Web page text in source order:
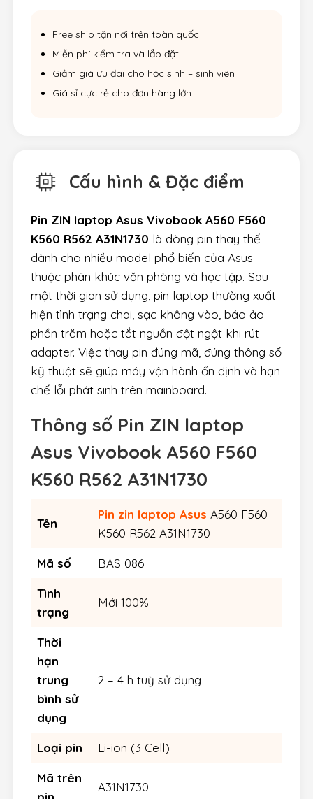
Free ship tận nơi trên toàn quốc
Miễn phí kiểm tra và lắp đặt
Giảm giá ưu đãi cho học sinh – sinh viên
Giá sỉ cực rẻ cho đơn hàng lớn
Cấu hình & Đặc điểm
Pin ZIN laptop Asus Vivobook A560 F560
K560 R562 A31N1730 là dòng pin thay thế
dành cho nhiều model phổ biến của Asus
thuộc phân khúc văn phòng và học tập. Sau
một thời gian sử dụng, pin laptop thường xuất
hiện tình trạng chai, sạc không vào, báo ảo
phần trăm hoặc tắt nguồn đột ngột khi rút
adapter. Việc thay pin đúng mã, đúng thông số
kỹ thuật sẽ giúp máy vận hành ổn định và hạn
chế lỗi phát sinh trên mainboard.
Thông số Pin ZIN laptop
Asus Vivobook A560 F560
K560 R562 A31N1730
Tên
Pin zin laptop Asus A560 F560
K560 R562 A31N1730
Mã số BAS 086
Tình
trạng
Mới 100%
Thời
hạn
trung
bình sử
dụng
2 – 4 h tuỳ sử dụng
Loại pin Li-ion (3 Cell)
Mã trên
A31N1730